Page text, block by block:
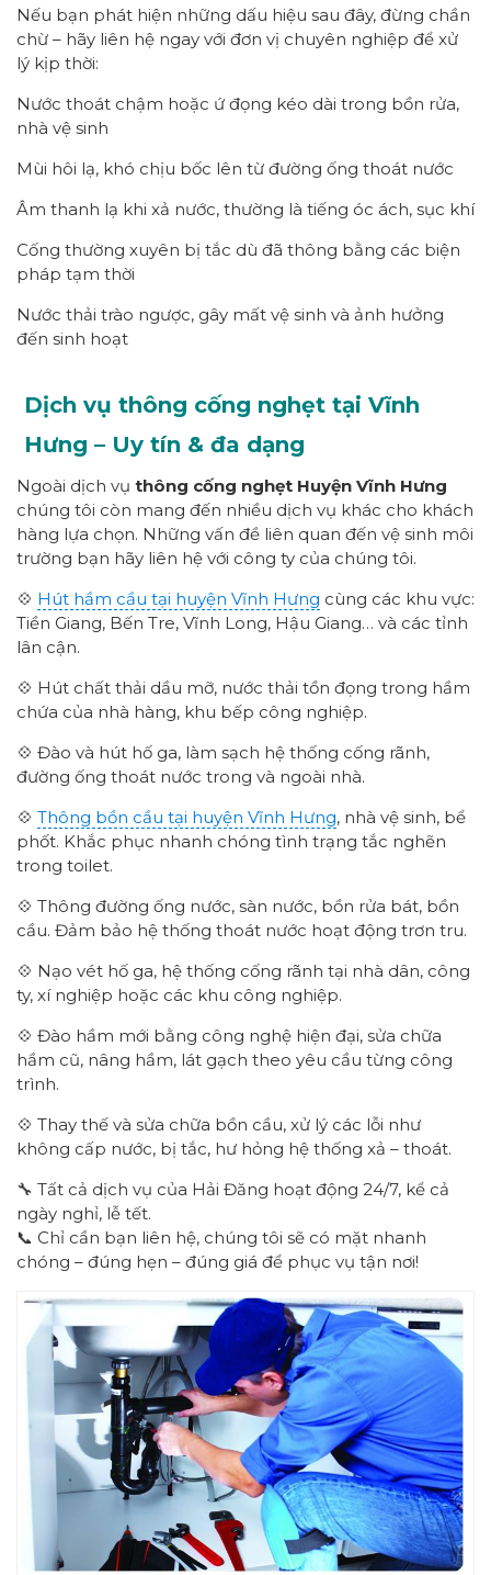
Nếu bạn phát hiện những dấu hiệu sau đây, đừng chần
chừ – hãy liên hệ ngay với đơn vị chuyên nghiệp để xử
lý kịp thời:
Nước thoát chậm hoặc ứ đọng kéo dài trong bồn rửa,
nhà vệ sinh
Mùi hôi lạ, khó chịu bốc lên từ đường ống thoát nước
Âm thanh lạ khi xả nước, thường là tiếng óc ách, sục khí
Cống thường xuyên bị tắc dù đã thông bằng các biện
pháp tạm thời
Nước thải trào ngược, gây mất vệ sinh và ảnh hưởng
đến sinh hoạt
Dịch vụ thông cống nghẹt tại Vĩnh
Hưng – Uy tín & đa dạng
Ngoài dịch vụ thông cống nghẹt Huyện Vĩnh Hưng
chúng tôi còn mang đến nhiều dịch vụ khác cho khách
hàng lựa chọn. Những vấn đề liên quan đến vệ sinh môi
trường bạn hãy liên hệ với công ty của chúng tôi.
💠 Hút hầm cầu tại huyện Vĩnh Hưng cùng các khu vực:
Tiền Giang, Bến Tre, Vĩnh Long, Hậu Giang… và các tỉnh
lân cận.
💠 Hút chất thải dầu mỡ, nước thải tồn đọng trong hầm
chứa của nhà hàng, khu bếp công nghiệp.
💠 Đào và hút hố ga, làm sạch hệ thống cống rãnh,
đường ống thoát nước trong và ngoài nhà.
💠 Thông bồn cầu tại huyện Vĩnh Hưng, nhà vệ sinh, bể
phốt. Khắc phục nhanh chóng tình trạng tắc nghẽn
trong toilet.
💠 Thông đường ống nước, sàn nước, bồn rửa bát, bồn
cầu. Đảm bảo hệ thống thoát nước hoạt động trơn tru.
💠 Nạo vét hố ga, hệ thống cống rãnh tại nhà dân, công
ty, xí nghiệp hoặc các khu công nghiệp.
💠 Đào hầm mới bằng công nghệ hiện đại, sửa chữa
hầm cũ, nâng hầm, lát gạch theo yêu cầu từng công
trình.
💠 Thay thế và sửa chữa bồn cầu, xử lý các lỗi như
không cấp nước, bị tắc, hư hỏng hệ thống xả – thoát.
🔧 Tất cả dịch vụ của Hải Đăng hoạt động 24/7, kể cả
ngày nghỉ, lễ tết.
📞 Chỉ cần bạn liên hệ, chúng tôi sẽ có mặt nhanh
chóng – đúng hẹn – đúng giá để phục vụ tận nơi!